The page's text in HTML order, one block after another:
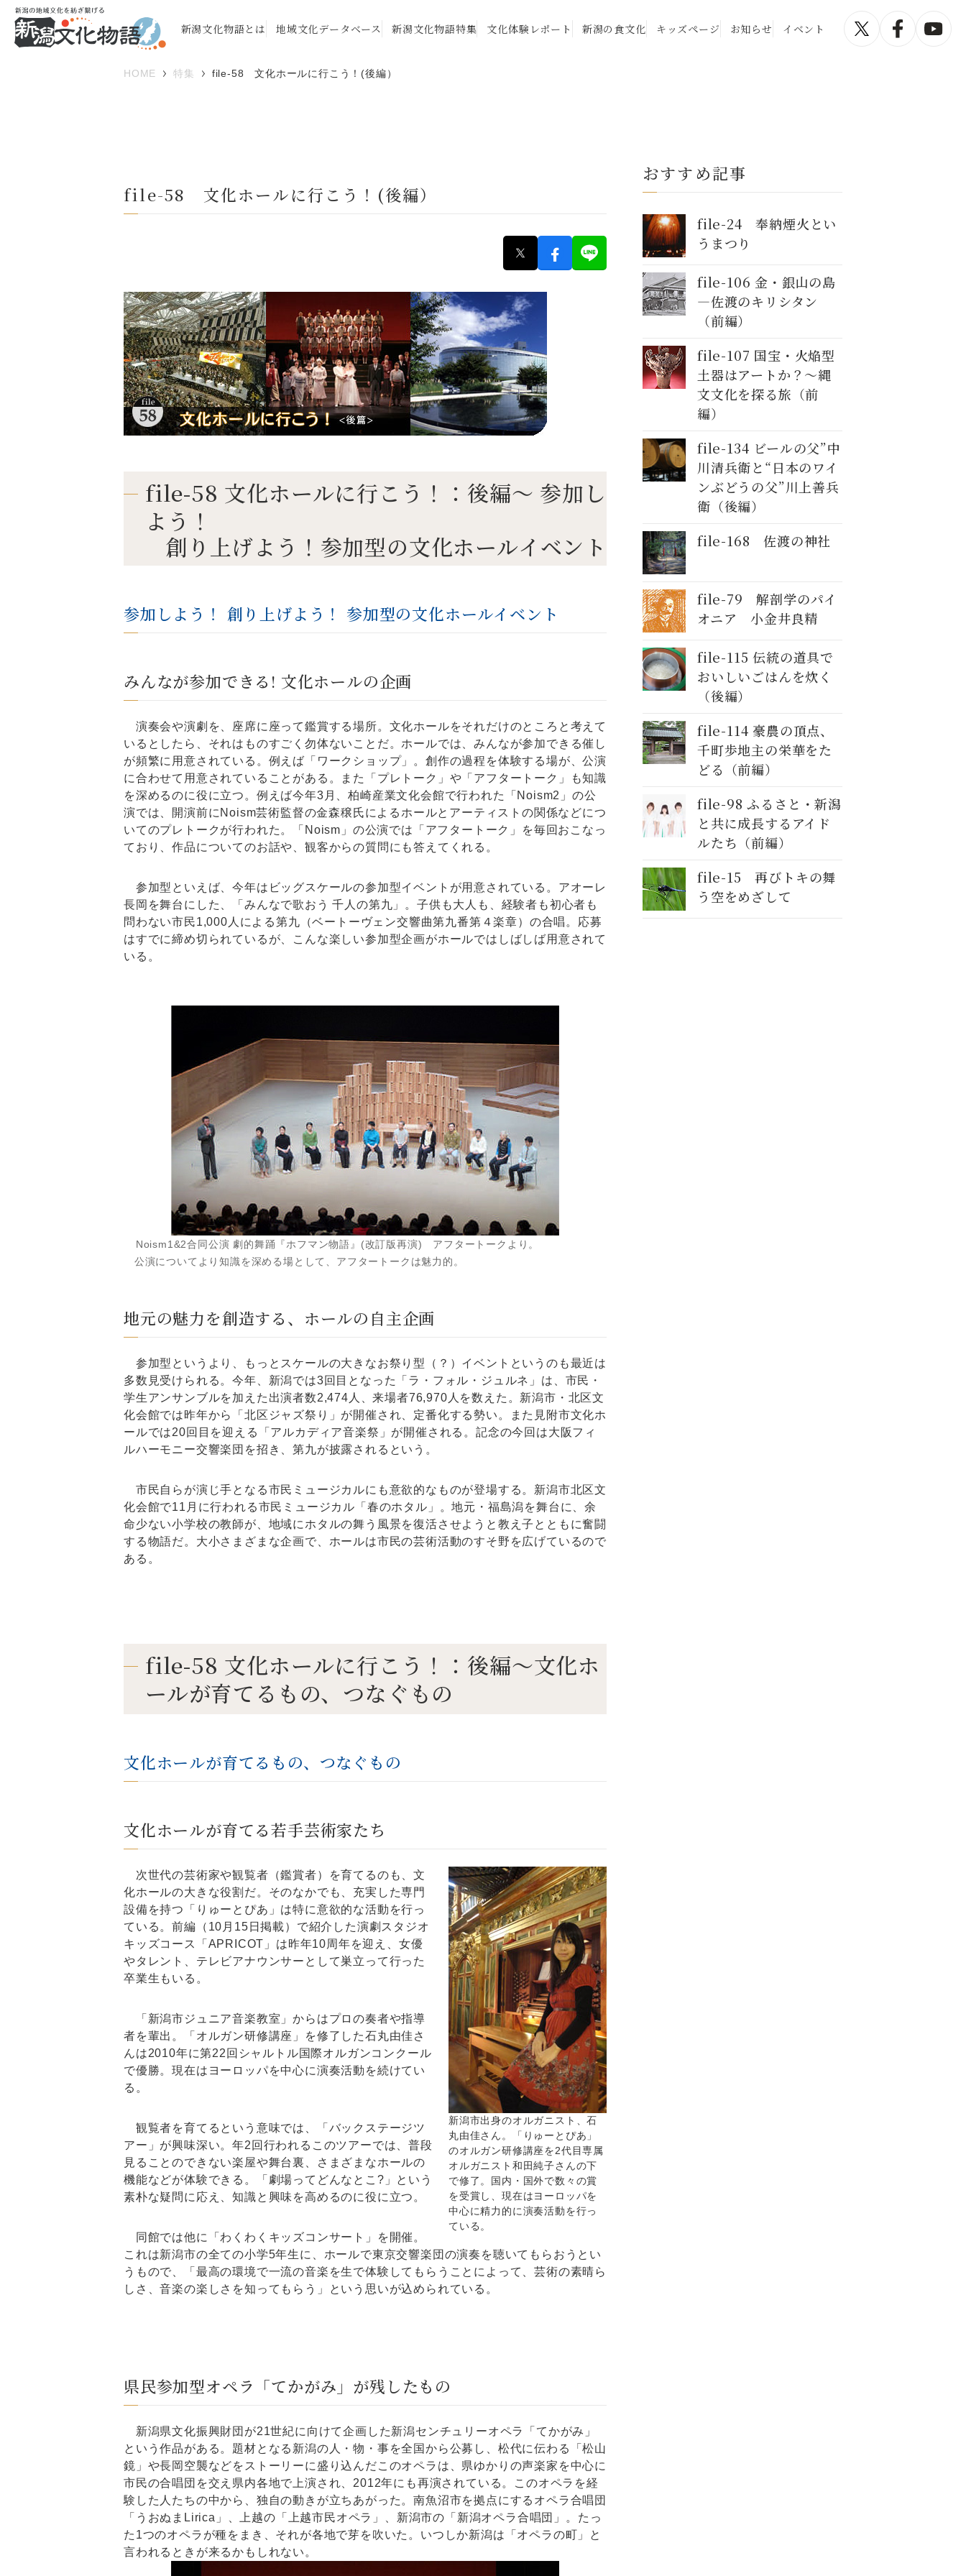
新潟文化物語とは 地域文化データベース 新潟文化物語特集 文化体験レポート 新潟の食文化 キッズページ お知らせ イベント
HOME 特集 file-58 文化ホールに行こう！(後編）
file-58 文化ホールに行こう！(後編）
file-58 文化ホールに行こう！：後編～ 参加し
よう！
創り上げよう！参加型の文化ホールイベント
参加しよう！ 創り上げよう！ 参加型の文化ホールイベント
みんなが参加できる! 文化ホールの企画
演奏会や演劇を、座席に座って鑑賞する場所。文化ホールをそれだけのところと考えて
いるとしたら、それはものすごく勿体ないことだ。ホールでは、みんなが参加できる催し
が頻繁に用意されている。例えば「ワークショップ」。創作の過程を体験する場が、公演
に合わせて用意されていることがある。また「プレトーク」や「アフタートーク」も知識
を深めるのに役に立つ。例えば今年3月、柏崎産業文化会館で行われた「Noism2」の公
演では、開演前にNoism芸術監督の金森穣氏によるホールとアーティストの関係などにつ
いてのプレトークが行われた。「Noism」の公演では「アフタートーク」を毎回おこなっ
ており、作品についてのお話や、観客からの質問にも答えてくれる。
参加型といえば、今年はビッグスケールの参加型イベントが用意されている。アオーレ
長岡を舞台にした、「みんなで歌おう 千人の第九」。子供も大人も、経験者も初心者も
問わない市民1,000人による第九（ベートーヴェン交響曲第九番第４楽章）の合唱。応募
はすでに締め切られているが、こんな楽しい参加型企画がホールではしばしば用意されて
いる。
Noism1&2合同公演 劇的舞踊『ホフマン物語』(改訂版再演) アフタートークより。
公演についてより知識を深める場として、アフタートークは魅力的。
地元の魅力を創造する、ホールの自主企画
参加型というより、もっとスケールの大きなお祭り型（？）イベントというのも最近は
多数見受けられる。今年、新潟では3回目となった「ラ・フォル・ジュルネ」は、市民・
学生アンサンブルを加えた出演者数2,474人、来場者76,970人を数えた。新潟市・北区文
化会館では昨年から「北区ジャズ祭り」が開催され、定番化する勢い。また見附市文化ホ
ールでは20回目を迎える「アルカディア音楽祭」が開催される。記念の今回は大阪フィ
ルハーモニー交響楽団を招き、第九が披露されるという。
市民自らが演じ手となる市民ミュージカルにも意欲的なものが登場する。新潟市北区文
化会館で11月に行われる市民ミュージカル「春のホタル」。地元・福島潟を舞台に、余
命少ない小学校の教師が、地域にホタルの舞う風景を復活させようと教え子とともに奮闘
する物語だ。大小さまざまな企画で、ホールは市民の芸術活動のすそ野を広げているので
ある。
file-58 文化ホールに行こう！：後編～文化ホ
ールが育てるもの、つなぐもの
文化ホールが育てるもの、つなぐもの
文化ホールが育てる若手芸術家たち
新潟市出身のオルガニスト、石
丸由佳さん。「りゅーとぴあ」
のオルガン研修講座を2代目専属
オルガニスト和田純子さんの下
で修了。国内・国外で数々の賞
を受賞し、現在はヨーロッパを
中心に精力的に演奏活動を行っ
ている。
次世代の芸術家や観覧者（鑑賞者）を育てるのも、文
化ホールの大きな役割だ。そのなかでも、充実した専門
設備を持つ「りゅーとぴあ」は特に意欲的な活動を行っ
ている。前編（10月15日掲載）で紹介した演劇スタジオ
キッズコース「APRICOT」は昨年10周年を迎え、女優
やタレント、テレビアナウンサーとして巣立って行った
卒業生もいる。
「新潟市ジュニア音楽教室」からはプロの奏者や指導
者を輩出。「オルガン研修講座」を修了した石丸由佳さ
んは2010年に第22回シャルトル国際オルガンコンクール
で優勝。現在はヨーロッパを中心に演奏活動を続けてい
る。
観覧者を育てるという意味では、「バックステージツ
アー」が興味深い。年2回行われるこのツアーでは、普段
見ることのできない楽屋や舞台裏、さまざまなホールの
機能などが体験できる。「劇場ってどんなとこ?」という
素朴な疑問に応え、知識と興味を高めるのに役に立つ。
同館では他に「わくわくキッズコンサート」を開催。
これは新潟市の全ての小学5年生に、ホールで東京交響楽団の演奏を聴いてもらおうとい
うもので、「最高の環境で一流の音楽を生で体験してもらうことによって、芸術の素晴ら
しさ、音楽の楽しさを知ってもらう」という思いが込められている。
県民参加型オペラ「てかがみ」が残したもの
新潟県文化振興財団が21世紀に向けて企画した新潟センチュリーオペラ「てかがみ」
という作品がある。題材となる新潟の人・物・事を全国から公募し、松代に伝わる「松山
鏡」や長岡空襲などをストーリーに盛り込んだこのオペラは、県ゆかりの声楽家を中心に
市民の合唱団を交え県内各地で上演され、2012年にも再演されている。このオペラを経
験した人たちの中から、独自の動きが立ちあがった。南魚沼市を拠点にするオペラ合唱団
「うおぬまLirica」、上越の「上越市民オペラ」、新潟市の「新潟オペラ合唱団」。たっ
た1つのオペラが種をまき、それが各地で芽を吹いた。いつしか新潟は「オペラの町」と
言われるときが来るかもしれない。
おすすめ記事
file-24 奉納煙火とい
うまつり
file-106 金・銀山の島
―佐渡のキリシタン
（前編）
file-107 国宝・火焔型
土器はアートか？～縄
文文化を探る旅（前
編）
file-134 ビールの父”中
川清兵衛と“日本のワイ
ンぶどうの父”川上善兵
衛（後編）
file-168 佐渡の神社
file-79 解剖学のパイ
オニア 小金井良精
file-115 伝統の道具で
おいしいごはんを炊く
（後編）
file-114 豪農の頂点、
千町歩地主の栄華をた
どる（前編）
file-98 ふるさと・新潟
と共に成長するアイド
ルたち（前編）
file-15 再びトキの舞
う空をめざして